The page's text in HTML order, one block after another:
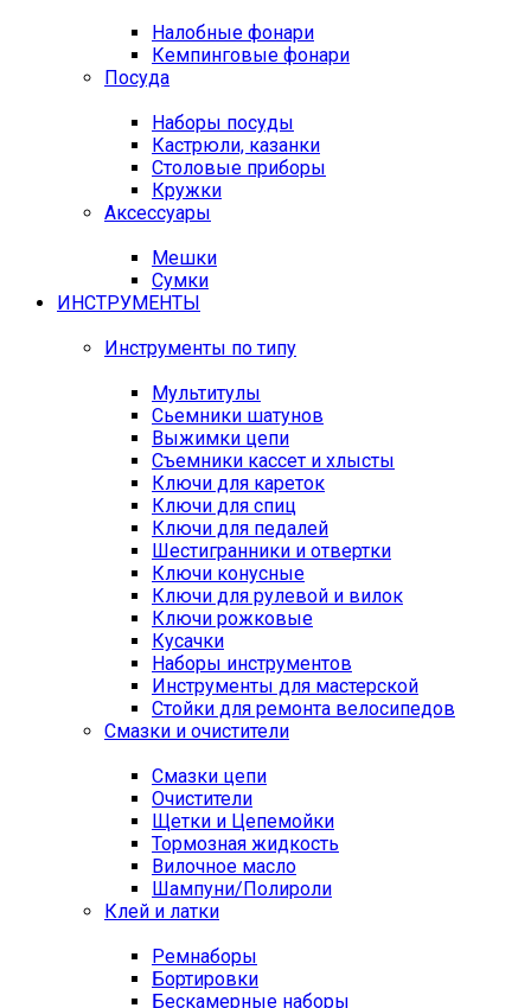
Налобные фонари
Кемпинговые фонари
Посуда
Наборы посуды
Кастрюли, казанки
Столовые приборы
Кружки
Аксессуары
Мешки
Сумки
ИНСТРУМЕНТЫ
Инструменты по типу
Мультитулы
Сьемники шатунов
Выжимки цепи
Съемники кассет и хлысты
Ключи для кареток
Ключи для спиц
Ключи для педалей
Шестигранники и отвертки
Ключи конусные
Ключи для рулевой и вилок
Ключи рожковые
Кусачки
Наборы инструментов
Инструменты для мастерской
Стойки для ремонта велосипедов
Смазки и очистители
Смазки цепи
Очистители
Щетки и Цепемойки
Тормозная жидкость
Вилочное масло
Шампуни/Полироли
Клей и латки
Ремнаборы
Бортировки
Бескамерные наборы